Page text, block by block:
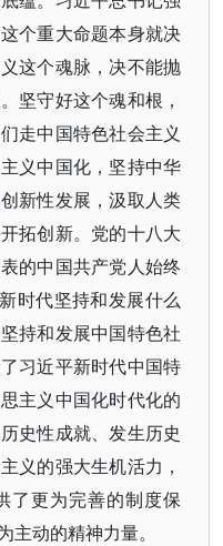
个重大命题本身就决
这个魂脉，决不能抛
坚守好这个魂和根，
走中国特色社会主义
义中国化，坚持中华
新性发展，汲取人类
拓创新。党的十八大
的中国共产党人始终
时代坚持和发展什么
持和发展中国特色社
习近平新时代中国特
主义中国化时代化的
史性成就、发生历史
义的强大生机活力，
了更为完善的制度保
动的精神力量。